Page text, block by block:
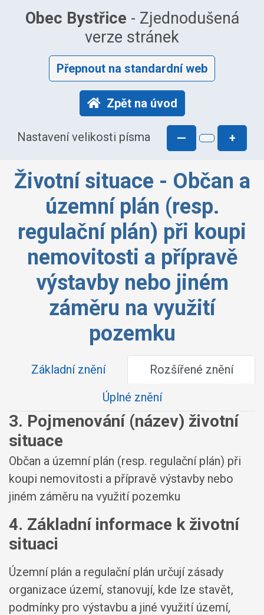
Obec Bystřice - Zjednodušená
verze stránek
Přepnout na standardní web
Zpět na úvod
Nastavení velikosti písma — +
Životní situace - Občan a
územní plán (resp.
regulační plán) při koupi
nemovitosti a přípravě
výstavby nebo jiném
záměru na využití
pozemku
Základní znění
Rozšířené znění
Úplné znění
3. Pojmenování (název) životní
situace
Občan a územní plán (resp. regulační plán) při
koupi nemovitosti a přípravě výstavby nebo
jiném záměru na využití pozemku
4. Základní informace k životní
situaci
Územní plán a regulační plán určují zásady
organizace území, stanovují, kde lze stavět,
podmínky pro výstavbu a jiné využití území,